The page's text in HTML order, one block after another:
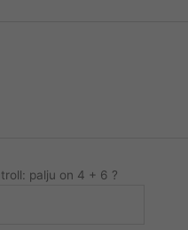
palju on 4 + 6 ?